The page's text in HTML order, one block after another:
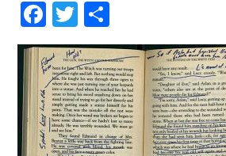
Facebook
Twitter
有